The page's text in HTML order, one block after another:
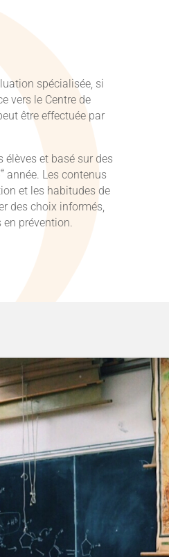
spécialisée, si
vers le Centre de
être effectuée par
élèves et basé sur des
e année. Les contenus
et les habitudes de
des choix informés,
prévention.